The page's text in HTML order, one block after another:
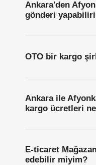
Ankara'den
gönderi
OTO bir kargo
Ankara ile
kargo ücretleri
E-ticaret
edebilir miyim?